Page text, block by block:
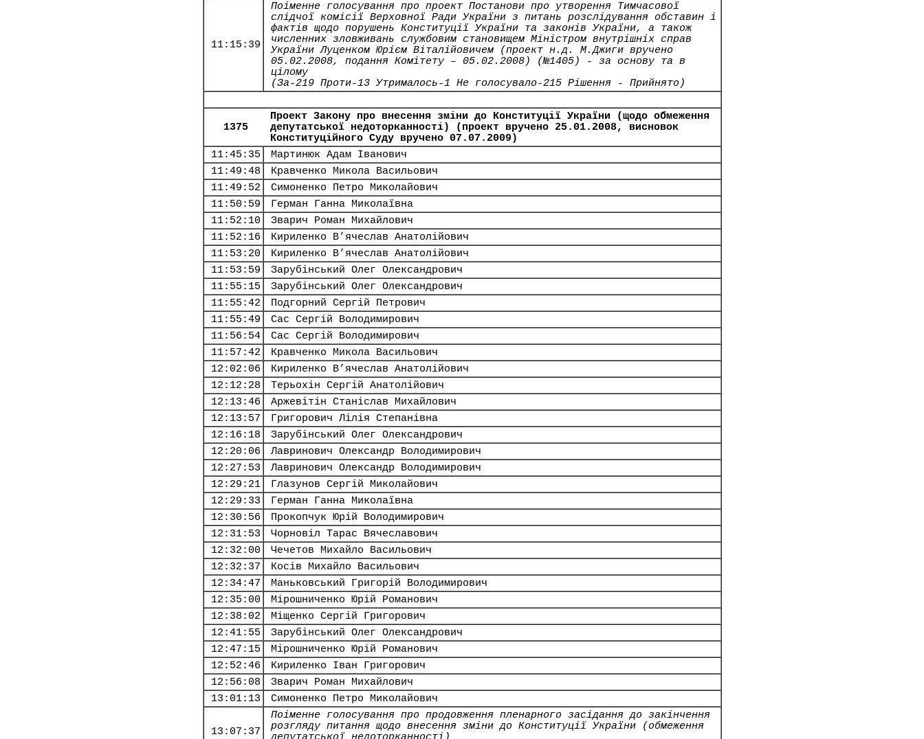
11:15:39
Поіменне голосування про проект Постанови про утворення Тимчасової
слідчої комісії Верховної Ради України з питань розслідування обставин і
фактів щодо порушень Конституції України та законів України, а також
численних зловживань службовим становищем Міністром внутрішніх справ
України Луценком Юрієм Віталійовичем (проект н.д. М.Джиги вручено
05.02.2008, подання Комітету – 05.02.2008) (№1405) - за основу та в
цілому
(За-219 Проти-13 Утрималось-1 Не голосувало-215 Рішення - Прийнято)
1375
Проект Закону про внесення зміни до Конституції України (щодо обмеження
депутатської недоторканності) (проект вручено 25.01.2008, висновок
Конституційного Суду вручено 07.07.2009)
11:45:35
Мартинюк Адам Іванович
11:49:48
Кравченко Микола Васильович
11:49:52
Симоненко Петро Миколайович
11:50:59
Герман Ганна Миколаївна
11:52:10
Зварич Роман Михайлович
11:52:16
Кириленко В’ячеслав Анатолійович
11:53:20
Кириленко В’ячеслав Анатолійович
11:53:59
Зарубінський Олег Олександрович
11:55:15
Зарубінський Олег Олександрович
11:55:42
Подгорний Сергій Петрович
11:55:49
Сас Сергій Володимирович
11:56:54
Сас Сергій Володимирович
11:57:42
Кравченко Микола Васильович
12:02:06
Кириленко В’ячеслав Анатолійович
12:12:28
Терьохін Сергій Анатолійович
12:13:46
Аржевітін Станіслав Михайлович
12:13:57
Григорович Лілія Степанівна
12:16:18
Зарубінський Олег Олександрович
12:20:06
Лавринович Олександр Володимирович
12:27:53
Лавринович Олександр Володимирович
12:29:21
Глазунов Сергій Миколайович
12:29:33
Герман Ганна Миколаївна
12:30:56
Прокопчук Юрій Володимирович
12:31:53
Чорновіл Тарас Вячеславович
12:32:00
Чечетов Михайло Васильович
12:32:37
Косів Михайло Васильович
12:34:47
Маньковський Григорій Володимирович
12:35:00
Мірошниченко Юрій Романович
12:38:02
Міщенко Сергій Григорович
12:41:55
Зарубінський Олег Олександрович
12:47:15
Мірошниченко Юрій Романович
12:52:46
Кириленко Іван Григорович
12:56:08
Зварич Роман Михайлович
13:01:13
Симоненко Петро Миколайович
13:07:37
Поіменне голосування про продовження пленарного засідання до закінчення
розгляду питання щодо внесення зміни до Конституції України (обмеження